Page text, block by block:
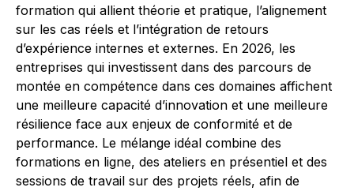
formation qui allient théorie et pratique, l’alignement
sur les cas réels et l’intégration de retours
d’expérience internes et externes. En 2026, les
entreprises qui investissent dans des parcours de
montée en compétence dans ces domaines affichent
une meilleure capacité d’innovation et une meilleure
résilience face aux enjeux de conformité et de
performance. Le mélange idéal combine des
formations en ligne, des ateliers en présentiel et des
sessions de travail sur des projets réels, afin de